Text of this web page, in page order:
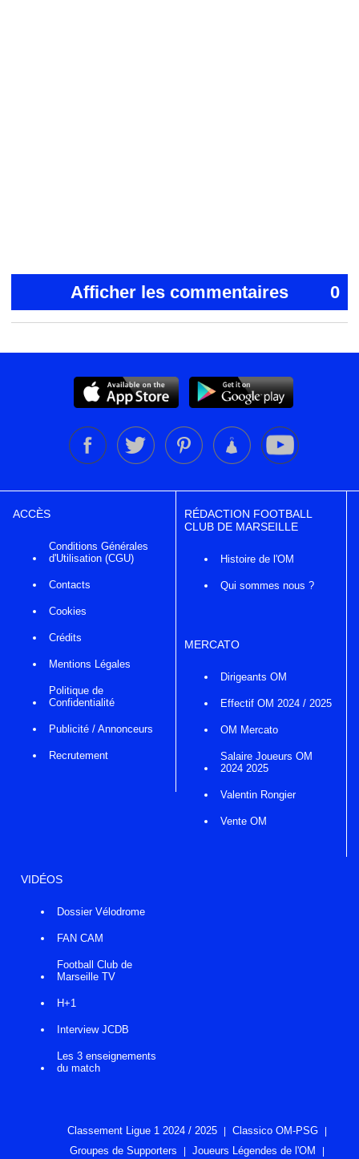
Afficher les commentaires 0
ACCÈS
Conditions Générales
d'Utilisation (CGU)
Contacts
Cookies
Crédits
Mentions Légales
Politique de
Confidentialité
Publicité / Annonceurs
Recrutement
RÉDACTION FOOTBALL
CLUB DE MARSEILLE
Histoire de l'OM
Qui sommes nous ?
MERCATO
Dirigeants OM
Effectif OM 2024 / 2025
OM Mercato
Salaire Joueurs OM
2024 2025
Valentin Rongier
Vente OM
VIDÉOS
Dossier Vélodrome
FAN CAM
Football Club de
Marseille TV
H+1
Interview JCDB
Les 3 enseignements
du match
Classement Ligue 1 2024 / 2025
Classico OM-PSG
Groupes de Supporters
Joueurs Légendes de l'OM